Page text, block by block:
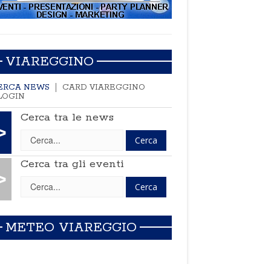
VIAREGGINO
NEWS
CARD VIAREGGINO
Cerca tra le news
Cerca tra gli eventi
METEO VIAREGGIO